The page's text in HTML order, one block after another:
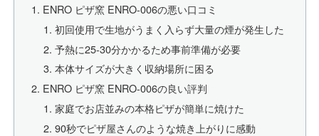
ENRO ピザ窯 ENRO-006の悪い口コミ
初回使用で生地がうまく入らず大量の煙が発生した
予熱に25-30分かかるため事前準備が必要
本体サイズが大きく収納場所に困る
ENRO ピザ窯 ENRO-006の良い評判
家庭でお店並みの本格ピザが簡単に焼けた
90秒でピザ屋さんのような焼き上がりに感動